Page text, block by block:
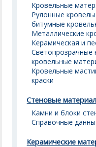
Кровельные
Рулонные
битумные
Металлические
Керамическая и
Светопрозрачные
кровельные
Кровельные
краски
Стеновые
Камни и блоки
Справочные
Керамические